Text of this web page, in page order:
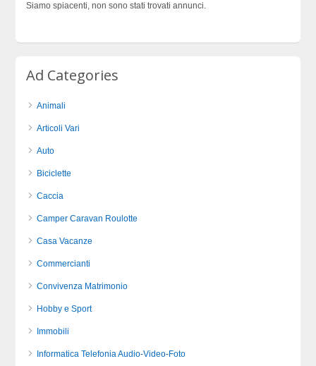
Siamo spiacenti, non sono stati trovati annunci.
Ad Categories
Animali
Articoli Vari
Auto
Biciclette
Caccia
Camper Caravan Roulotte
Casa Vacanze
Commercianti
Convivenza Matrimonio
Hobby e Sport
Immobili
Informatica Telefonia Audio-Video-Foto